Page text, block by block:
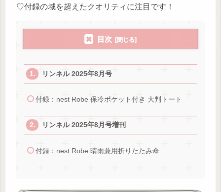
♡付録の域を超えたクオリティに注目です！
目次
リンネル 2025年8月号
付録：nest Robe 保冷ポケット付き 大判トート
リンネル 2025年8月号増刊
付録：nest Robe 晴雨兼用折りたたみ傘